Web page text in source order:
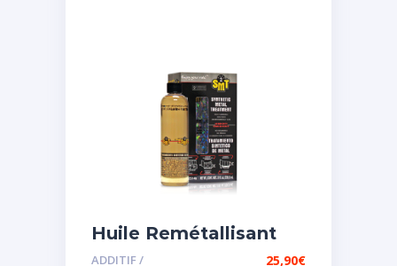
Huile Remétallisant
Moteur SMT2
ADDITIF /
25,90€